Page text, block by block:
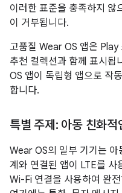
이러한 표준을 충족하지 않
이 거부됩니다.
고품질 Wear OS 앱은 Play
추천 컬렉션과 함께 표시됩
OS 앱이 독립형 앱으로 작
합니다.
특별 주제: 아동 친화
Wear OS의 일부 기기는 아
계와 연결된 앱이 LTE를
Wi-Fi 연결을 사용하여 완